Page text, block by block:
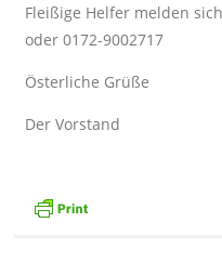
Fleißige Helfer melden
oder 0172-9002717
Österliche Grüße
Der Vorstand